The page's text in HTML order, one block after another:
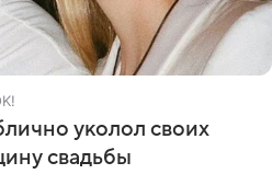
уколол своих
свадьбы